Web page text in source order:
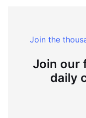
Join the
Join our
daily